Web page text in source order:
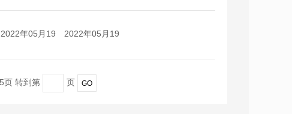
日
日
2022年05月19
2022年05月19
页 转到第 页